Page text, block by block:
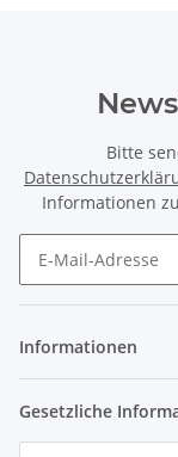
Bitte
Informationen
Informationen
Gesetzliche